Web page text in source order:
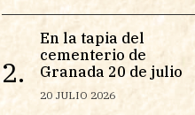
2.
En la tapia del
cementerio de
Granada 20 de julio
20 JULIO 2026